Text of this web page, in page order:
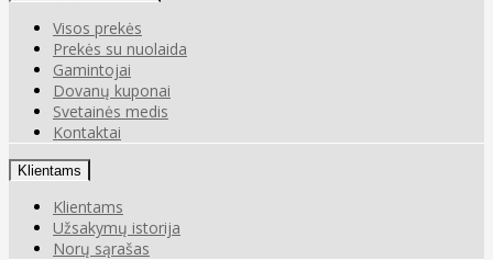
Visos prekės
Prekės su nuolaida
Gamintojai
Dovanų kuponai
Svetainės medis
Kontaktai
Klientams
Klientams
Užsakymų istorija
Norų sąrašas